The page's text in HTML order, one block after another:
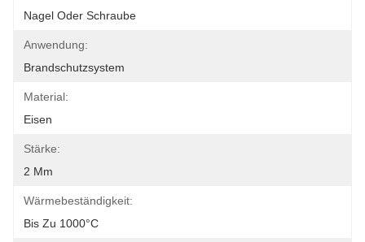
Nagel Oder Schraube
Anwendung:
Brandschutzsystem
Material:
Eisen
Stärke:
2 Mm
Wärmebeständigkeit:
Bis Zu 1000°C